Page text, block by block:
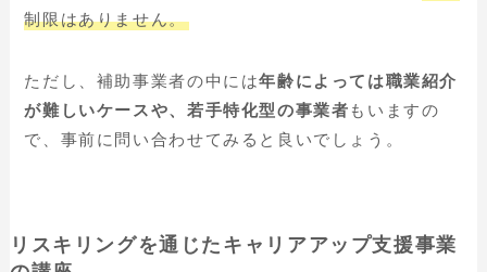
制限はありません。
ただし、補助事業者の中には年齢によっては職業紹介
が難しいケースや、若手特化型の事業者 もいますの
で、事前に問い合わせてみると良いでしょう。
リスキリングを通じたキャリアアップ支援事業